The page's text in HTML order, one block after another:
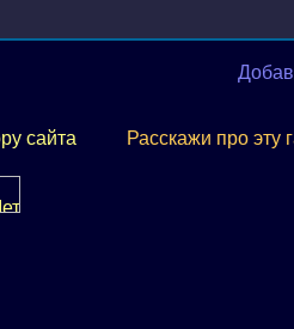
сайта Расскажи про эту